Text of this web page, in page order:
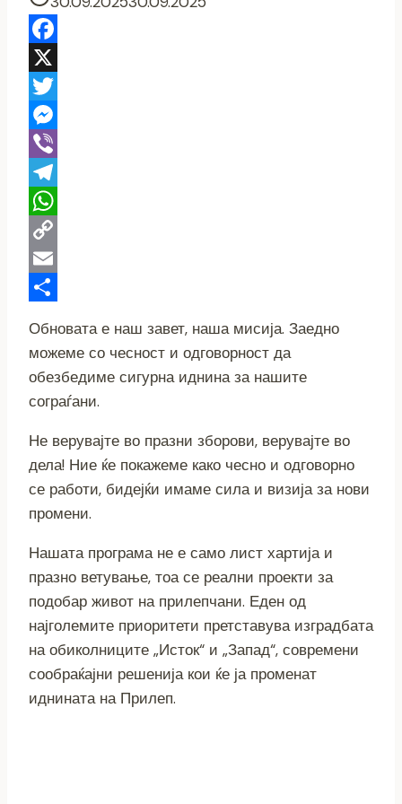
Facebook
X
Twitter
Messenger
Viber
Telegram
WhatsApp
Copy
Link
Email
Обновата е наш завет, наша мисија. Заедно
можеме со чесност и одговорност да
обезбедиме сигурна иднина за нашите
сограѓани.
Не верувајте во празни зборови, верувајте во
дела! Ние ќе покажеме како чесно и одговорно
се работи, бидејќи имаме сила и визија за нови
промени.
Нашата програма не е само лист хартија и
празно ветување, тоа се реални проекти за
подобар живот на прилепчани. Еден од
најголемите приоритети претставува изградбата
на обиколниците „Исток“ и „Запад“, современи
сообраќајни решенија кои ќе ја променат
иднината на Прилеп.